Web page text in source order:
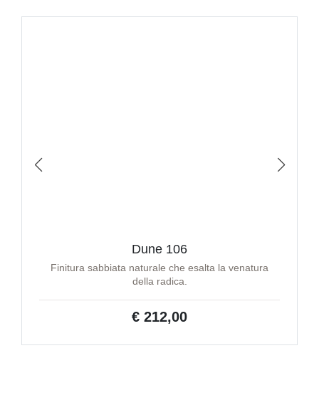
Dune 106
Finitura sabbiata naturale che esalta la venatura
della radica.
€ 212,00